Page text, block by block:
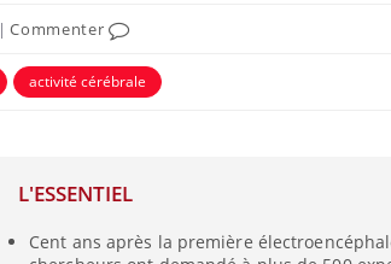
|Commenter
activité cérébrale
L'ESSENTIEL
Cent ans après la première